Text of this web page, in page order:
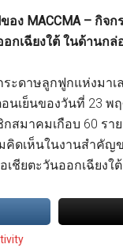
อง MACCMA – กิจ
อกเฉียงใต้ ในด้านก
ะดาษลูกฟูกแห่งมาเ
นเย็นของวันที่ 23 พ
สมาคมเกือบ 60 รา
คิดเห็นในงานสำคัญ
เชียตะวันออกเฉียงใต้